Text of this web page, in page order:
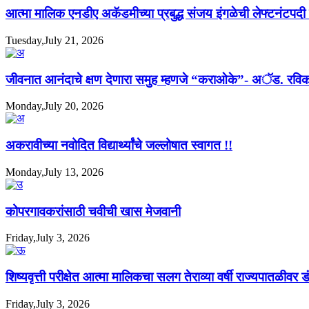
आत्मा मालिक एनडीए अकॅडमीच्या प्रबुद्ध संजय इंगळेची लेफ्टनंटपदी
Tuesday,July 21, 2026
जीवनात आनंदाचे क्षण देणारा समुह म्हणजे “कराओके”- अॅड.
Monday,July 20, 2026
अकरावीच्या नवोदित विद्यार्थ्यांचे जल्लोषात स्वागत !!
Monday,July 13, 2026
कोपरगावकरांसाठी चवीची खास मेजवानी
Friday,July 3, 2026
शिष्यवृत्ती परीक्षेत आत्मा मालिकचा सलग तेराव्या वर्षी राज्यपातळीवर
Friday,July 3, 2026